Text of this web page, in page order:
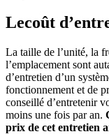
Lecoût
La taille de l’unité, la
l’emplacement sont
d’entretien d’un
fonctionnement et de
conseillé d’entretenir
moins une fois par an.
prix de cet entretien